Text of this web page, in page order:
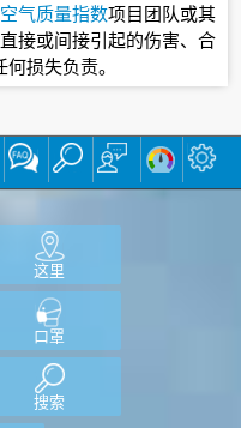
气质量指数项目团队或其
接或间接引起的伤害、合
损失负责。
这里
口罩
搜索